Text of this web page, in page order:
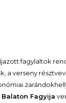
fagylaltok
a verseny
Balaton Fagyija